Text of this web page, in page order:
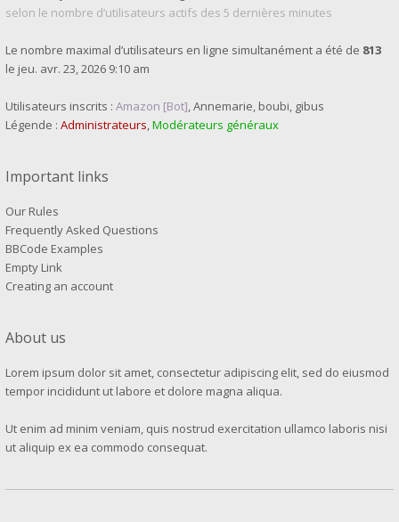
selon le nombre d’utilisateurs actifs des 5 dernières minutes
Le nombre maximal d’utilisateurs en ligne simultanément a été de 813
le jeu. avr. 23, 2026 9:10 am
Utilisateurs inscrits : Amazon [Bot],Annemarie, boubi, gibus
Légende : Administrateurs,Modérateurs généraux
Important links
Our Rules
Frequently Asked Questions
BBCode Examples
Empty Link
Creating an account
About us
Lorem ipsum dolor sit amet, consectetur adipiscing elit, sed do eiusmod
tempor incididunt ut labore et dolore magna aliqua.
Ut enim ad minim veniam, quis nostrud exercitation ullamco laboris nisi
ut aliquip ex ea commodo consequat.